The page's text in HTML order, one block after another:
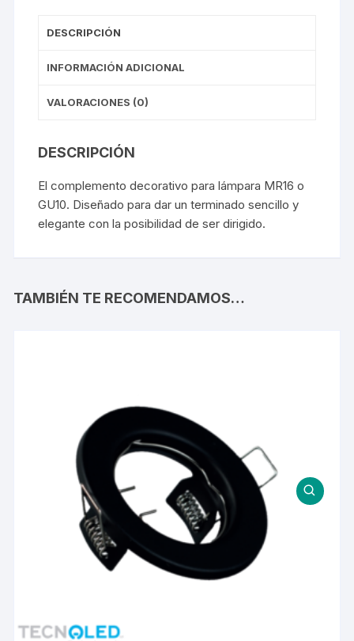
DESCRIPCIÓN
INFORMACIÓN ADICIONAL
VALORACIONES (0)
DESCRIPCIÓN
El complemento decorativo para lámpara MR16 o
GU10. Diseñado para dar un terminado sencillo y
elegante con la posibilidad de ser dirigido.
TAMBIÉN TE RECOMENDAMOS…